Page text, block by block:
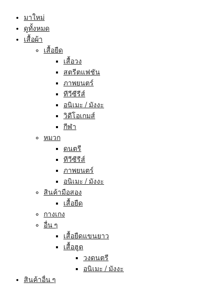
มาใหม่
ดูทั้งหมด
เสื้อผ้า
เสื้อยืด
เสื้อวง
สตรีตแฟชัน
ภาพยนตร์
ทีวีซีรีส์
อนิเมะ / มังงะ
วิดีโอเกมส์
กีฬา
หมวก
ดนตรี
ทีวีซีรีส์
ภาพยนตร์
อนิเมะ / มังงะ
สินค้ามือสอง
เสื้อยืด
กางเกง
อื่น ๆ
เสื้อยืดแขนยาว
เสื้อฮูด
วงดนตรี
อนิเมะ / มังงะ
สินค้าอื่น ๆ